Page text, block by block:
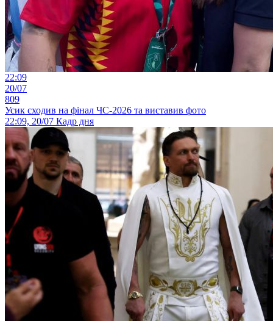
22:09
20/07
809
Усик сходив на фінал ЧС-2026 та виставив фото
22:09, 20/07 Кадр дня